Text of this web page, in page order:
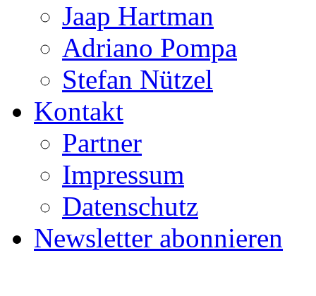
Jaap Hartman
Adriano Pompa
Stefan Nützel
Kontakt
Partner
Impressum
Datenschutz
Newsletter abonnieren